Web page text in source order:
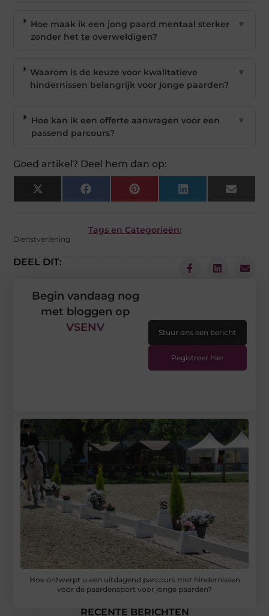
Hoe maak ik een jong paard mentaal sterker
zonder het te overweldigen?
▼
Waarom is de keuze voor kwalitatieve
hindernissen belangrijk voor jonge paarden?
▼
Hoe kan ik een offerte aanvragen voor een
passend parcours?
▼
Goed artikel? Deel hem dan op:
X
(Twitter)
Facebook Pinterest LinkedIn Email
Tags en Categorieën:
Dienstverlening
DEEL DIT:
Hoe ontwerpt u een uitdagend parcours met hindernissen
voor de paardensport voor jonge paarden?
RECENTE BERICHTEN
Begin vandaag nog
met bloggen op
VSENV
Stuur ons een bericht
Registreer hier